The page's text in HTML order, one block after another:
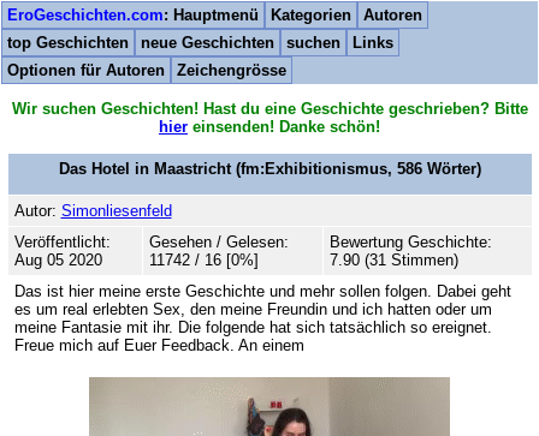
EroGeschichten.com: Hauptmenü Kategorien
Autoren
top Geschichten
neue Geschichten suchen
Links
Optionen für Autoren
Zeichengrösse
Wir suchen Geschichten! Hast du eine Geschichte geschrieben? Bitte
hier einsenden! Danke schön!
Das Hotel in Maastricht(fm:Exhibitionismus, 586Wörter)
Autor: Simonliesenfeld
Veröffentlicht:
Aug 05 2020
Gesehen / Gelesen:
11742 / 16 [0%]
Bewertung Geschichte:
7.90 (31 Stimmen)
Das ist hier meine erste Geschichte und mehr sollen folgen. Dabei geht
es um real erlebten Sex, den meine Freundin und ich hatten oder um
meine Fantasie mit ihr. Die folgende hat sich tatsächlich so ereignet.
Freue mich auf Euer Feedback. An einem